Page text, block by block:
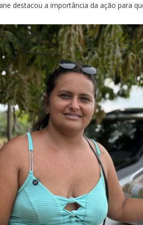
destacou a importância da ação para